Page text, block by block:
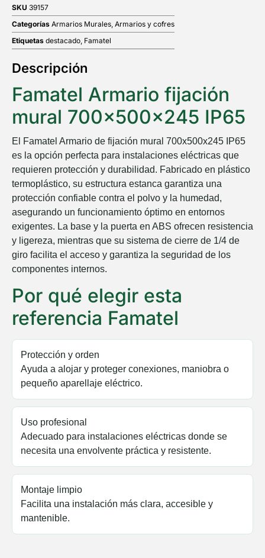
SKU 39157
Categorías Armarios Murales Armarios y cofres
Etiquetas destacado Famatel
Descripción
Famatel Armario fijación
mural 700x500x245 IP65
El Famatel Armario de fijación mural 700x500x245 IP65
es la opción perfecta para instalaciones eléctricas que
requieren protección y durabilidad. Fabricado en plástico
termoplástico, su estructura estanca garantiza una
protección confiable contra el polvo y la humedad,
asegurando un funcionamiento óptimo en entornos
exigentes. La base y la puerta en ABS ofrecen resistencia
y ligereza, mientras que su sistema de cierre de 1/4 de
giro facilita el acceso y garantiza la seguridad de los
componentes internos.
Por qué elegir esta
referencia Famatel
Protección y orden
Ayuda a alojar y proteger conexiones, maniobra o
pequeño aparellaje eléctrico.
Uso profesional
Adecuado para instalaciones eléctricas donde se
necesita una envolvente práctica y resistente.
Montaje limpio
Facilita una instalación más clara, accesible y
mantenible.